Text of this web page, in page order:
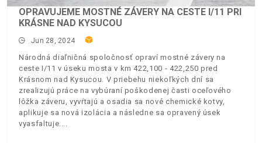
OPRAVUJEME MOSTNÉ ZÁVERY NA CESTE I/11 PRI
KRÁSNE NAD KYSUCOU
Jun 28, 2024
Národná diaľničná spoločnosť opraví mostné závery na
ceste I/11 v úseku mosta v km 422,100 - 422,250 pred
Krásnom nad Kysucou. V priebehu niekoľkých dní sa
zrealizujú práce na vybúraní poškodenej časti oceľového
lôžka záveru, vyvŕtajú a osadia sa nové chemické kotvy,
aplikuje sa nová izolácia a následne sa opravený úsek
vyasfaltuje.